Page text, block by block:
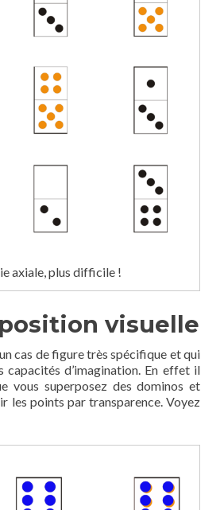
axiale, plus difficile !
visuelle
cas de figure très spécifique et qui
capacités d’imagination. En effet il
vous superposez des dominos et
les points par transparence. Voyez